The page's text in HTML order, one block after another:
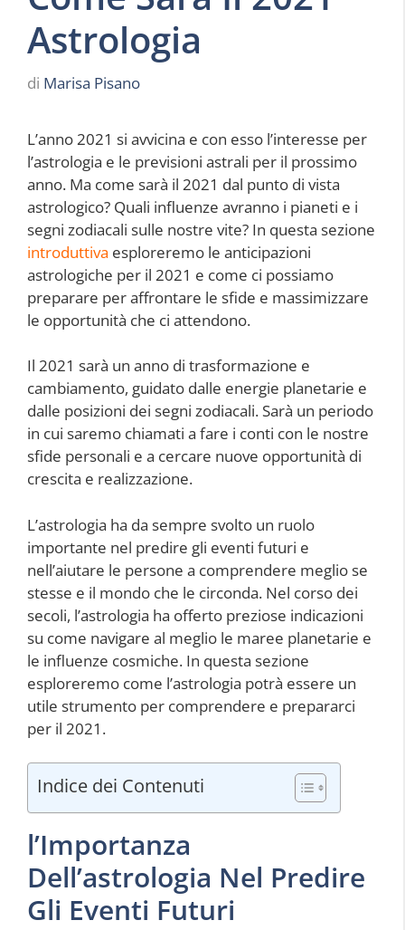
Astrologia
di Marisa Pisano
L’anno 2021 si avvicina e con esso l’interesse per
l’astrologia e le previsioni astrali per il prossimo
anno. Ma come sarà il 2021 dal punto di vista
astrologico? Quali influenze avranno i pianeti e i
segni zodiacali sulle nostre vite? In questa sezione
introduttiva esploreremo le anticipazioni
astrologiche per il 2021 e come ci possiamo
preparare per affrontare le sfide e massimizzare
le opportunità che ci attendono.
Il 2021 sarà un anno di trasformazione e
cambiamento, guidato dalle energie planetarie e
dalle posizioni dei segni zodiacali. Sarà un periodo
in cui saremo chiamati a fare i conti con le nostre
sfide personali e a cercare nuove opportunità di
crescita e realizzazione.
L’astrologia ha da sempre svolto un ruolo
importante nel predire gli eventi futuri e
nell’aiutare le persone a comprendere meglio se
stesse e il mondo che le circonda. Nel corso dei
secoli, l’astrologia ha offerto preziose indicazioni
su come navigare al meglio le maree planetarie e
le influenze cosmiche. In questa sezione
esploreremo come l’astrologia potrà essere un
utile strumento per comprendere e prepararci
per il 2021.
Indice dei Contenuti
l’Importanza
Dell’astrologia Nel Predire
Gli Eventi Futuri